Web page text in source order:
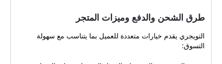
طرق الشحن والدفع وميزات المتجر
التويجري يقدم خيارات متعددة للعميل بما يتناسب مع سهولة
التسوق: